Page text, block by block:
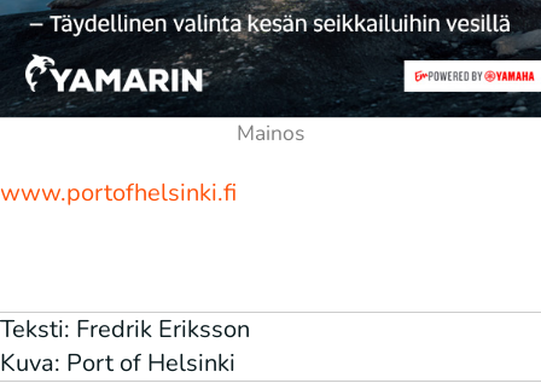
www.portofhelsinki.fi
Teksti: Fredrik Eriksson
Kuva: Port of Helsinki